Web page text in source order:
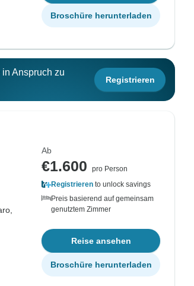
Broschüre herunterladen
Anspruch zu
Registrieren
Ab
€1.600
pro Person
Registrieren to unlock savings
Preis basierend auf gemeinsam
genutztem Zimmer
Reise ansehen
Broschüre herunterladen